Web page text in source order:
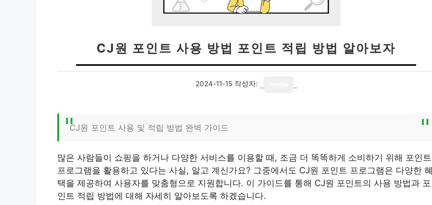
CJ원 포인트 사용 방법 포인트 적립 방법 알아보자
2024-11-15 작성자:
CJ원 포인트 사용 및 적립 방법 완벽 가이드
많은 사람들이 쇼핑을 하거나 다양한 서비스를 이용할 때, 조금 더 똑똑하게 소비하기 위해 포인트
프로그램을 활용하고 있다는 사실, 알고 계신가요? 그중에서도 CJ원 포인트 프로그램은 다양한 혜
택을 제공하여 사용자를 맞춤형으로 지원합니다. 이 가이드를 통해 CJ원 포인트의 사용 방법과 포
인트 적립 방법에 대해 자세히 알아보도록 하겠습니다.